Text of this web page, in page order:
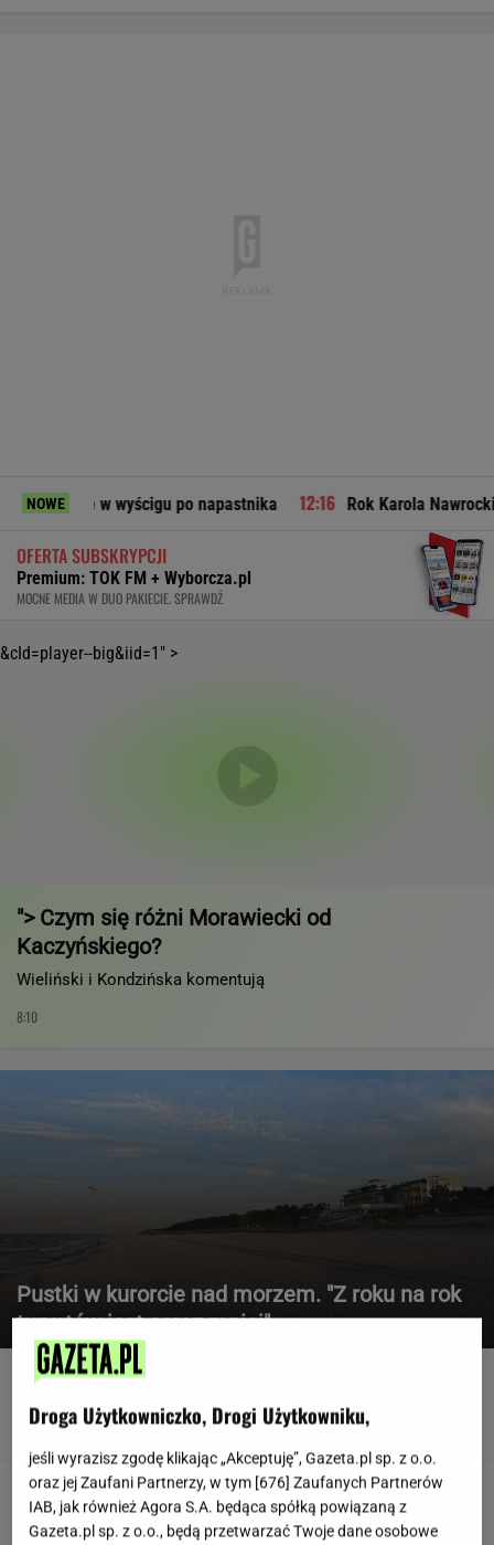
NOWE
w wyścigu po napastnika Rok Karola Nawrockiego. Te
OFERTA SUBSKRYPCJI
Premium: TOK FM + Wyborcza.pl
MOCNE MEDIA W DUO PAKIECIE. SPRAWDŹ
&cId=player--big&iid=1" >
"> Czym się różni Morawiecki od
Kaczyńskiego?
Wieliński i Kondzińska komentują
8:10
Pustki w kurorcie nad morzem. "Z roku na rok
turystów jest coraz mniej"
USC dokonał transkrypcji
małżeństwa, ale nie zmienił… stanu
cywilnego. W świetle prawa wciąż są pannami
Droga Użytkowniczko, Drogi Użytkowniku,
jeśli wyrazisz zgodę klikając „Akceptuję”, Gazeta.pl sp. z o.o.
oraz jej Zaufani Partnerzy, w tym [676] Zaufanych Partnerów
IAB, jak również Agora S.A. będąca spółką powiązaną z
Gazeta.pl sp. z o.o., będą przetwarzać Twoje dane osobowe